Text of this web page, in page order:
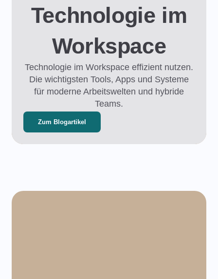
Technologie im
Workspace
Technologie im Workspace effizient nutzen.
Die wichtigsten Tools, Apps und Systeme
für moderne Arbeitswelten und hybride
Teams.
Zum Blogartikel